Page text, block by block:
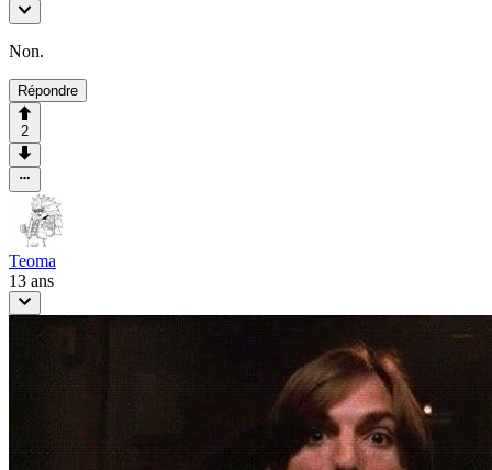
Non.
Répondre
2
Teoma
13 ans